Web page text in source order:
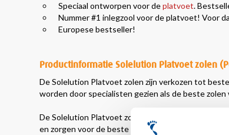
Speciaal ontworpen voor deplatvoet.
Nummer #1 inlegzool voor de platvoet! Voor
Europese bestseller!
Productinformatie Solelution Platvoet zolen
De Solelution Platvoet zolen zijn verkozen tot
worden door specialisten gezien als de beste
De Solelution Platvoet zolen bieden namelijk niet
en zorgen voor de beste zijwaartse stabiliteit,